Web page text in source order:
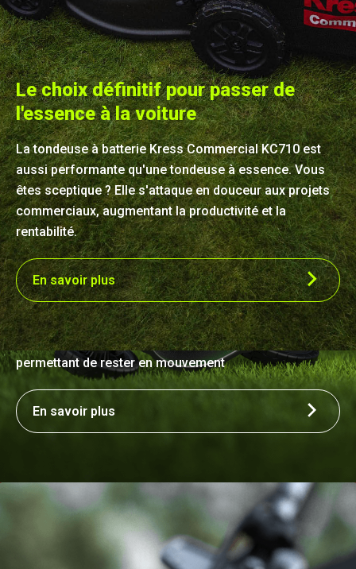
Le choix définitif pour passer de
l'essence à la voiture
La tondeuse à batterie Kress Commercial KC710 est
aussi performante qu'une tondeuse à essence. Vous
êtes sceptique ? Elle s'attaque en douceur aux projets
commerciaux, augmentant la productivité et la
rentabilité.
En savoir plus
Moins de temps pour vider, plus de
temps pour tondre
La spécification des boisseaux ne dit pas tout, c'est le
taux de remplissage qui compte. Notre flux d'air
LiftStream™ avancé maximise la capacité du sac,
réduisant la fréquence de vidange jusqu'à 33 % et vous
permettant de rester en mouvement
En savoir plus